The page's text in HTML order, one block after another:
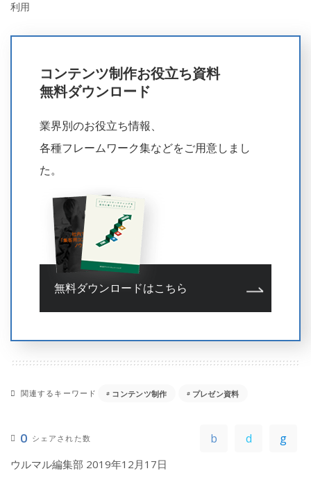
利用
コンテンツ制作お役立ち資料
無料ダウンロード
業界別のお役立ち情報、
各種フレームワーク集などをご用意しまし
た。
無料ダウンロードはこちら
関連するキーワード コンテンツ制作 プレゼン資料
0 シェアされた数
ウルマル編集部 2019年12月17日